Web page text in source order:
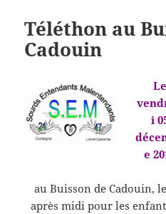
Téléthon au
Cadouin
Le
i
e
au Buisson de Cadouin,
après midi pour les